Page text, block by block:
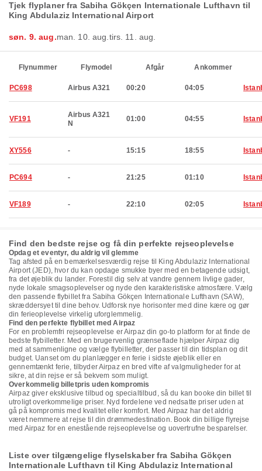
Tjek flyplaner fra Sabiha Gökçen Internationale Lufthavn til
King Abdulaziz International Airport
søn. 9. aug.man. 10. aug. tirs. 11. aug.
Flynummer Flymodel Afgår Ankommer
PC698 Airbus A321 00:20 04:05
VF191
Airbus A321
N
01:00 04:55
XY556 - 15:15 18:55
PC694 - 21:25 01:10
VF189 - 22:10 02:05
Find den bedste rejse og få din perfekte rejseoplevelse
Opdag et eventyr, du aldrig vil glemme
Tag afsted på en bemærkelsesværdig rejse til King Abdulaziz International
Airport (JED), hvor du kan opdage smukke byer med en betagende udsigt,
fra det øjeblik du lander. Forestil dig selv at vandre gennem livlige gader,
nyde lokale smagsoplevelser og nyde den karakteristiske atmosfære. Vælg
den passende flybillet fra Sabiha Gökçen Internationale Lufthavn (SAW),
skræddersyet til dine behov. Udforsk nye horisonter med dine kære og gør
din ferieoplevelse virkelig uforglemmelig.
Find den perfekte flybillet med Airpaz
For en problemfri rejseoplevelse er Airpaz din go-to platform for at finde de
bedste flybilletter. Med en brugervenlig grænseflade hjælper Airpaz dig
med at sammenligne og vælge flybilletter, der passer til din tidsplan og dit
budget. Uanset om du planlægger en ferie i sidste øjeblik eller en
gennemtænkt ferie, tilbyder Airpaz en bred vifte af valgmuligheder for at
sikre, at din rejse er så bekvem som muligt.
Overkommelig billetpris uden kompromis
Airpaz giver eksklusive tilbud og specialtilbud, så du kan booke din billet til
utroligt overkommelige priser. Nyd fordelene ved nedsatte priser uden at
gå på kompromis med kvalitet eller komfort. Med Airpaz har det aldrig
været nemmere at rejse til din drømmedestination. Book din billige flyrejse
med Airpaz for en enestående rejseoplevelse og uovertrufne besparelser.
Liste over tilgængelige flyselskaber fra Sabiha Gökçen
Internationale Lufthavn til King Abdulaziz International